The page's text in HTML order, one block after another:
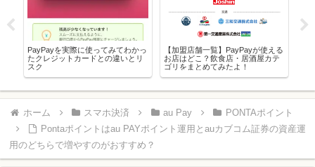
る
PayPayを実際に使ってみてわかっ
たクレジットカードとの違いとリ
スク
【加盟店舗一覧】PayPayが使える
お店はどこ？飲食店・居酒屋カテ
ゴリをまとめてみたよ！
ホーム スマホ決済 au Pay
PONTAポイント
Pontaポイントはau PAYポイント運用とauカブコム証券の資産運
用のどちらで増やすのがおすすめ？